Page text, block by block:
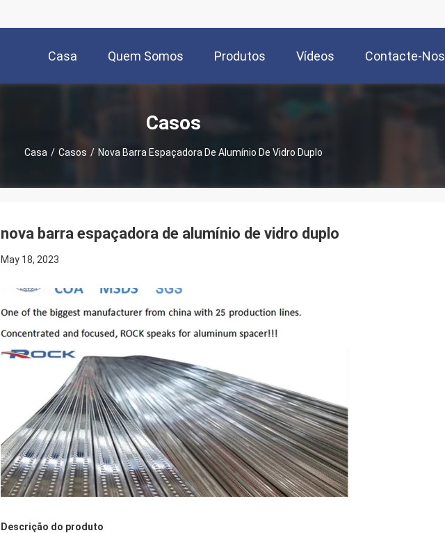
Casa Quem Somos Produtos Vídeos Contacte-Nos
Casos
Casa / Casos / Nova Barra Espaçadora De Alumínio De Vidro Duplo
nova barra espaçadora de alumínio de vidro duplo
May 18, 2023
Descrição do produto